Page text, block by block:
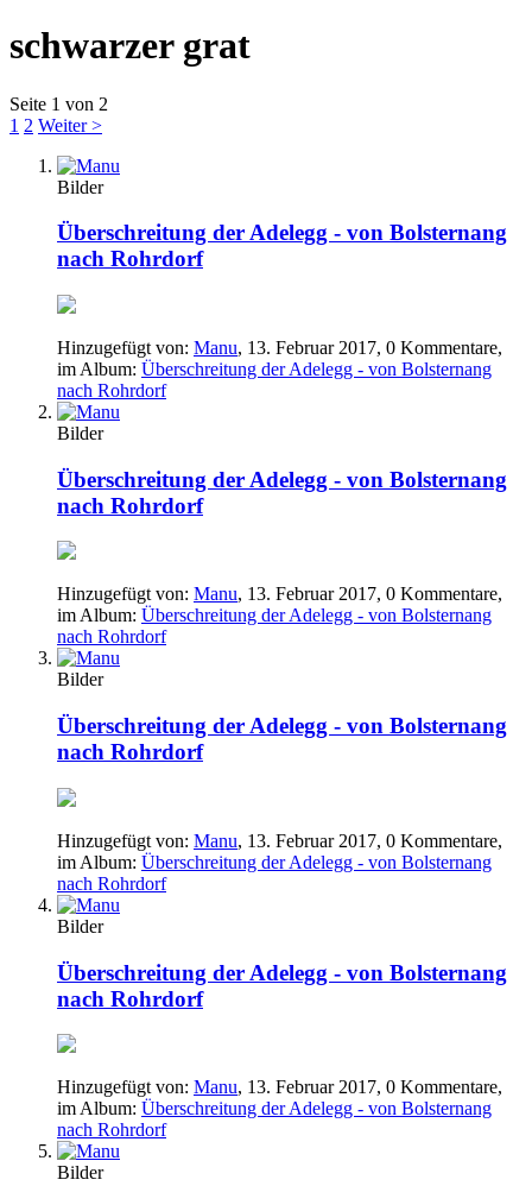
schwarzer grat
Seite 1 von 2
1 2 Weiter >
Bilder
Überschreitung der Adelegg - von Bolsternang
nach Rohrdorf
Hinzugefügt von: Manu, 13. Februar 2017, 0 Kommentare,
im Album: Überschreitung der Adelegg - von Bolsternang
nach Rohrdorf
Bilder
Überschreitung der Adelegg - von Bolsternang
nach Rohrdorf
Hinzugefügt von: Manu, 13. Februar 2017, 0 Kommentare,
im Album: Überschreitung der Adelegg - von Bolsternang
nach Rohrdorf
Bilder
Überschreitung der Adelegg - von Bolsternang
nach Rohrdorf
Hinzugefügt von: Manu, 13. Februar 2017, 0 Kommentare,
im Album: Überschreitung der Adelegg - von Bolsternang
nach Rohrdorf
Bilder
Überschreitung der Adelegg - von Bolsternang
nach Rohrdorf
Hinzugefügt von: Manu, 13. Februar 2017, 0 Kommentare,
im Album: Überschreitung der Adelegg - von Bolsternang
nach Rohrdorf
Bilder